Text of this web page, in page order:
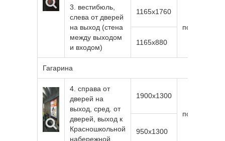
3. вестибюль,
слева от дверей
на выход (стена
между выходом
и входом)
1165х1760
подсветка
1165х880
Гагарина
4. справа от
дверей на
выход, сред. от
дверей, выход к
Красношкольной
набережной
1900х1300
подсветка
950х1300